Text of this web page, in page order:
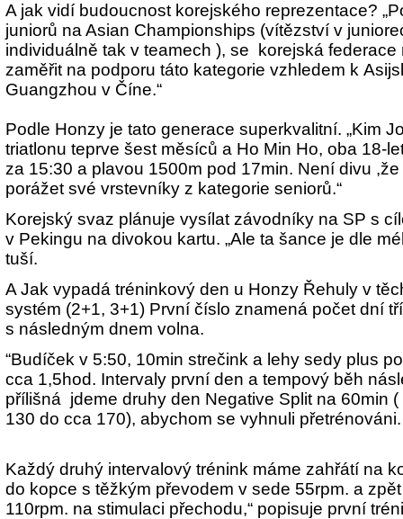
A jak vidí budoucnost korejského reprezentace?
juniorů na Asian Championships (vítězství v
individuálně tak v teamech ), se korejská
zaměřit na podporu táto kategorie vzhledem k
Guangzhou v Číne.“
Podle Honzy je tato generace superkvalitní. „Kim
triatlonu teprve šest měsíců a Ho Min Ho, oba 18-
za 15:30 a plavou 1500m pod 17min. Není divu
porážet své vrstevníky z kategorie seniorů.“
Korejský svaz plánuje vysílat závodníky na SP s
v Pekingu na divokou kartu. „Ale ta šance je dle
tuší.
A Jak vypadá tréninkový den u Honzy Řehuly v
systém (2+1, 3+1) První číslo znamená počet dní
s následným dnem volna.
“Budíček v 5:50, 10min strečink a lehy sedy plus
cca 1,5hod. Intervaly první den a tempový běh
přílišná jdeme druhy den Negative Split na 60min
130 do cca 170), abychom se vyhnuli přetrénováni.
Každý druhý intervalový trénink máme zahřátí na
do kopce s těžkým převodem v sede 55rpm. a
110rpm. na stimulaci přechodu,“ popisuje první